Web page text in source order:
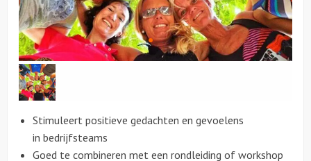
Sport en spel
Citygames
Stimuleert positieve gedachten en gevoelens
in bedrijfsteams
Goed te combineren met een rondleiding of workshop